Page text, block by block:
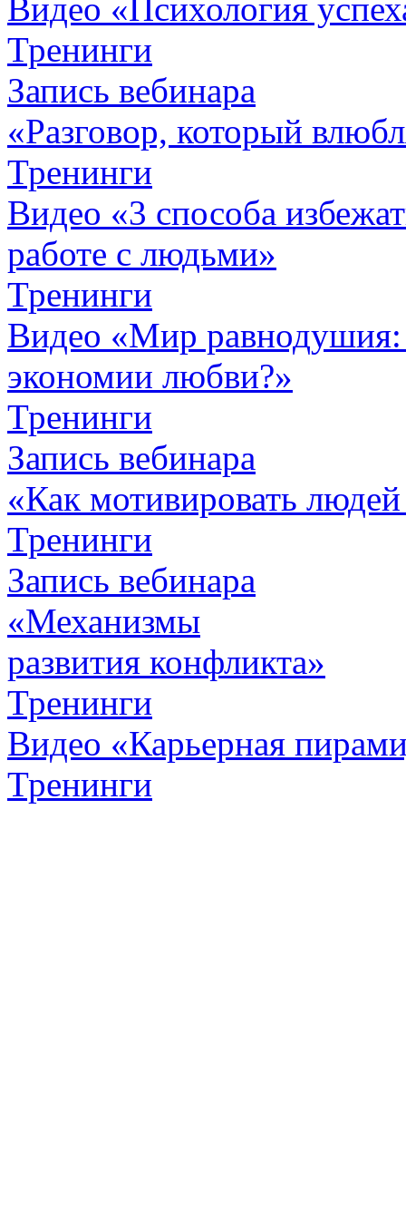
Видео «Психология
Тренинги
Запись вебинара
«Разговор, который
Тренинги
Видео «3 способа
работе с людьми»
Тренинги
Видео «Мир равнодушия:
экономии любви?»
Тренинги
Запись вебинара
«Как мотивировать
Тренинги
Запись вебинара
«Механизмы
развития конфликта»
Тренинги
Видео «Карьерная
Тренинги